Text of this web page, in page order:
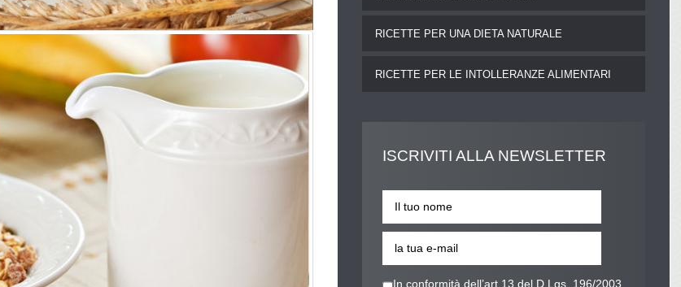
RICETTE PER UNA DIETA NATURALE
RICETTE PER LE INTOLLERANZE ALIMENTARI
ISCRIVITIALLA NEWSLETTER
In conformità dell’art.13 del D.Lgs. 196/2003